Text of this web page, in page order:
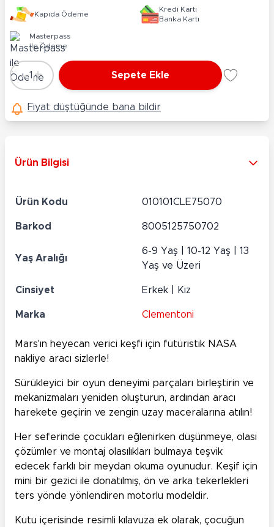
Kapıda Ödeme
Kredi Kartı
Banka Kartı
Masterpass
ile Ödeme
Adet
-1 + Sepete Ekle
Fiyat düştüğünde bana bildir
Ürün Bilgisi
Ürün Kodu 010101CLE75070
Barkod 8005125750702
Yaş Aralığı
6-9 Yaş | 10-12 Yaş | 13
Yaş ve Üzeri
Cinsiyet Erkek | Kız
Marka Clementoni
Mars'ın heyecan verici keşfi için fütüristik NASA
nakliye aracı sizlerle!
Sürükleyici bir oyun deneyimi parçaları birleştirin ve
mekanizmaları yeniden oluşturun, ardından aracı
harekete geçirin ve zengin uzay maceralarına atılın!
Her seferinde çocukları eğlenirken düşünmeye, olası
çözümler ve montaj olasılıkları bulmaya teşvik
edecek farklı bir meydan okuma oyunudur. Keşif için
mini bir gezici ile donatılmış, ön ve arka tekerlekleri
ters yönde yönlendiren motorlu modeldir.
Kutu içerisinde resimli kılavuza ek olarak, çocuğun